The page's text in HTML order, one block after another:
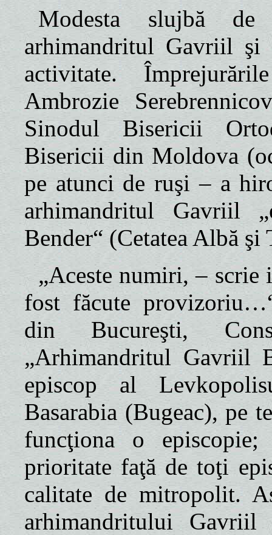
Modesta slujbă
arhimandritul Gavriil
activitate.
Ambrozie
Sinodul Bisericii
Bisericii din Moldova
pe atunci de ruşi – a
arhimandritul Gavriil
Bender“ (Cetatea Albă şi
„Aceste numiri, –
fost făcute
din Bucureşti,
„Arhimandritul Gavriil
episcop al
Basarabia (Bugeac), pe
funcţiona o episcopie;
prioritate faţă de toţi
calitate de mitropolit.
arhimandritului Gavriil